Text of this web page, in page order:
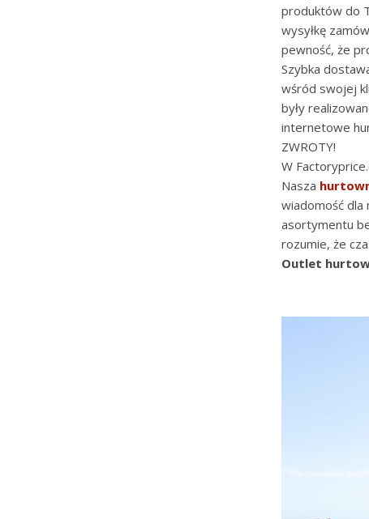
produktów do
wysyłkę
pewność, że
Szybka
wśród swojej
były
internetowe
ZWROTY!
W
Nasza
wiadomość dla
asortymentu
rozumie, że
Outlet